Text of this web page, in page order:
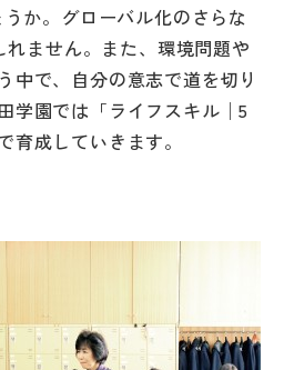
か。グローバル化のさらな
ません。また、環境問題や
中で、自分の意志で道を切り
学園では「ライフスキル︱5
成していきます。